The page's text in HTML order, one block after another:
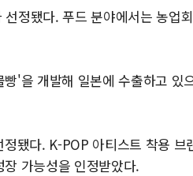
정됐다. 푸드 분야에서는 농업
'을 개발해 일본에 수출하고 있
됐다. K-POP 아티스트 착용 브
가능성을 인정받았다.